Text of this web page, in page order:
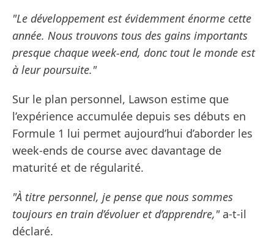
"Le développement est évidemment énorme cette
année. Nous trouvons tous des gains importants
presque chaque week-end, donc tout le monde est
à leur poursuite."
Sur le plan personnel, Lawson estime que
l’expérience accumulée depuis ses débuts en
Formule 1 lui permet aujourd’hui d’aborder les
week-ends de course avec davantage de
maturité et de régularité.
"À titre personnel, je pense que nous sommes
toujours en train d’évoluer et d’apprendre,"a-t-il
déclaré.